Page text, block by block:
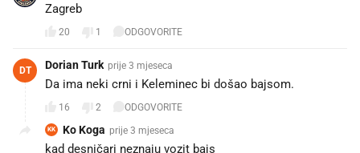
Zagreb ❤️
20 1 ODGOVORITE
DT Dorian Turk prije 3 mjeseca
Da ima neki crni i Keleminec bi došao bajsom.
16 2 ODGOVORITE
KK Ko Koga prije 3 mjeseca
kad desničari neznaju vozit bajs